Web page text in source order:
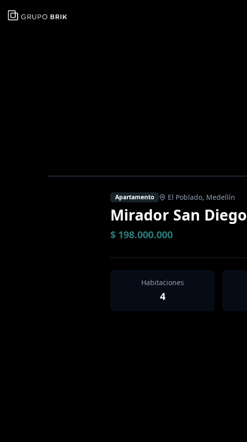
Apartamento El Poblado, Medellín
Mirador San Diego
$ 198.000.000
Habitaciones
4